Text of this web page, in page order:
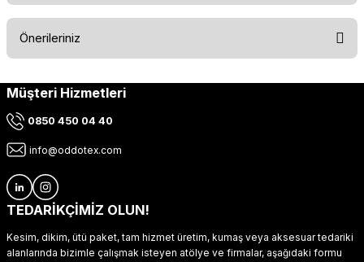
Önerileriniz
Bu ürünün fiyat bilgisi, resim, ürün açıklamalarında ve diğer
kullanarak tarafımıza iletebilirsiniz.
Ürün resmi kalitesiz, bozuk veya görüntülenemiyor.
Ürün açıklamasında eksik bilgiler bulunuyor.
Ürün fiyatı diğer sitelerden daha pahalı.
Müşteri Hizmetleri
0850 450 04 40
info@oddotex.com
TEDARİKÇİMİZ OLUN!
Kesim, dikim, ütü paket, tam hizmet üretim, kumaş veya aksesuar tedariki
alanlarında bizimle çalışmak isteyen atölye ve firmalar, aşağıdaki formu